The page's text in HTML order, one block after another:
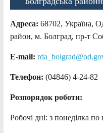
Адреса: 68702, Україна,
район, м. Болград, пр-т
E-mail:
Телефон: (04846) 4-24-82
Розпорядок роботи:
Робочі дні: з понеділка